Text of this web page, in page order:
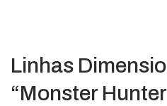
Linhas
“Monster